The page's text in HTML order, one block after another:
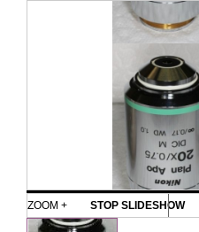
ZOOM + STOP SLIDESHOW